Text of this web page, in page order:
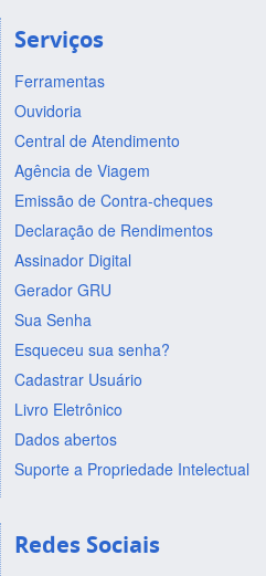
Serviços
Ferramentas
Ouvidoria
Central de Atendimento
Agência de Viagem
Emissão de Contra-cheques
Declaração de Rendimentos
Assinador Digital
Gerador GRU
Sua Senha
Esqueceu sua senha?
Cadastrar Usuário
Livro Eletrônico
Dados abertos
Suporte a Propriedade Intelectual
Redes Sociais